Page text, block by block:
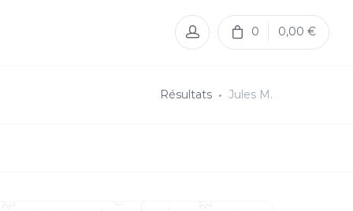
0 0,00 €
Résultats Jules M.